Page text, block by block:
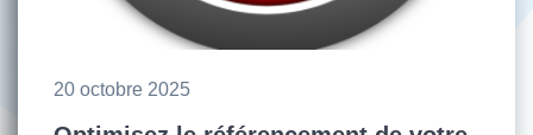
20 octobre 2025